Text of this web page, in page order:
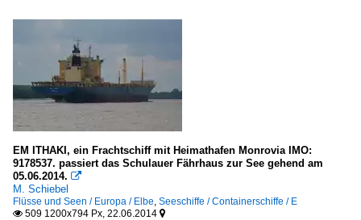
EM ITHAKI, ein Frachtschiff mit Heimathafen Monrovia IMO:
9178537. passiert das Schulauer Fährhaus zur See gehend am
05.06.2014. 
M. Schiebel
Flüsse und Seen / Europa / Elbe, Seeschiffe / Containerschiffe / E
 509 1200x794 Px, 22.06.2014 